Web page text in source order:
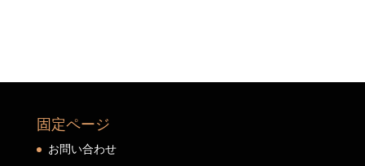
固定ページ
お問い合わせ